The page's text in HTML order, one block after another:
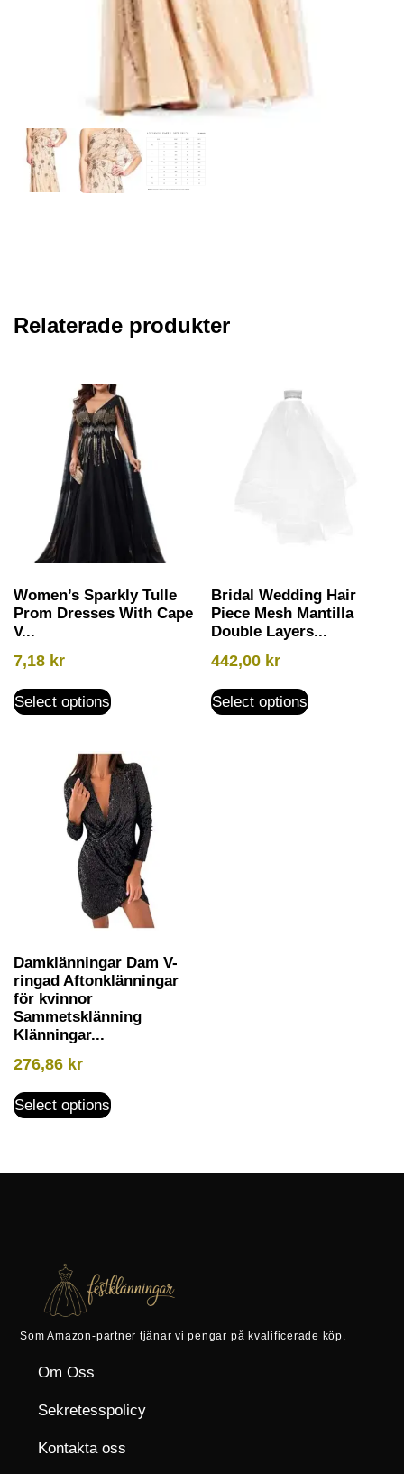
Relaterade produkter
Women’s Sparkly Tulle
Prom Dresses With Cape
V...
7,18 kr
Select options
Bridal Wedding Hair
Piece Mesh Mantilla
Double Layers...
442,00 kr
Select options
Damklänningar Dam V-
ringad Aftonklänningar
för kvinnor
Sammetsklänning
Klänningar...
276,86 kr
Select options
Som Amazon-partner tjänar vi pengar på kvalificerade köp.
Om Oss
Sekretesspolicy
Kontakta oss